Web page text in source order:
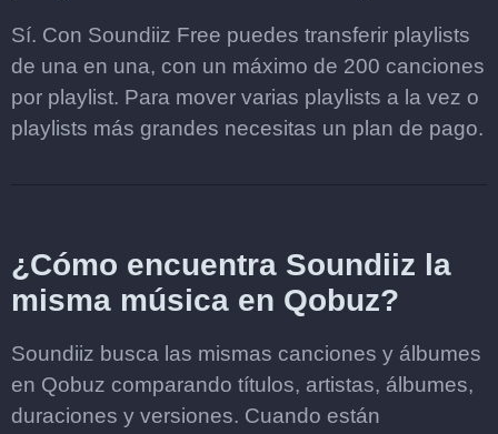
Sí. Con Soundiiz Free puedes transferir playlists
de una en una, con un máximo de 200 canciones
por playlist. Para mover varias playlists a la vez o
playlists más grandes necesitas un plan de pago.
¿Cómo encuentra Soundiiz la
misma música en Qobuz?
Soundiiz busca las mismas canciones y álbumes
en Qobuz comparando títulos, artistas, álbumes,
duraciones y versiones. Cuando están